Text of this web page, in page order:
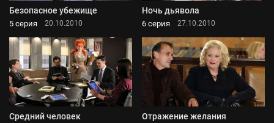
Безопасное убежище
5 серия 20.10.2010
Ночь дьявола
6 серия 27.10.2010
Средний человек Отражение желания